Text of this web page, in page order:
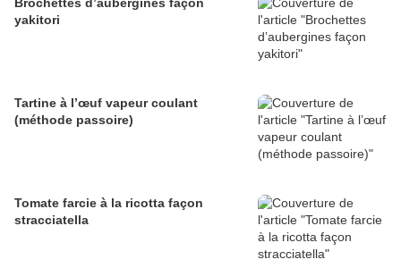
yakitori
Tartine à l’œuf vapeur coulant
(méthode passoire)
Tomate farcie à la ricotta façon
stracciatella